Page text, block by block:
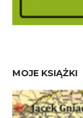
MOJE KSIĄŻKI